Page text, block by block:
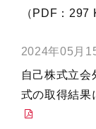
（PDF：297
2024年05月
自己株式立
式の取得結果